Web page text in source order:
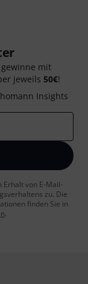
mit
jeweils 50€!
Insights
Erhalt von E-Mail-
zu. Die
finden Sie in
.